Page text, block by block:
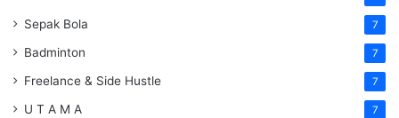
Sepak Bola 7
Badminton 7
Freelance & Side Hustle 7
U T A M A 7